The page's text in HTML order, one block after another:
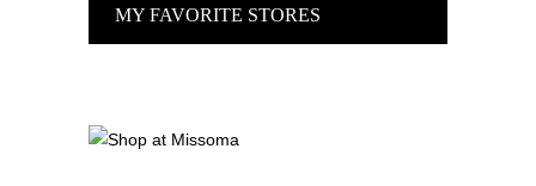
MY FAVORITE STORES